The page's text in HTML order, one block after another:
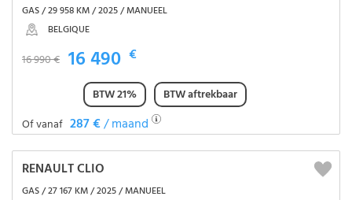
GAS / 29 958 KM / 2025 / MANUEEL
BELGIQUE
16 990 € 16 490 €
BTW 21%
BTW aftrekbaar
Of vanaf 287 €/ maand
RENAULT CLIO
GAS / 27 167 KM / 2025 / MANUEEL